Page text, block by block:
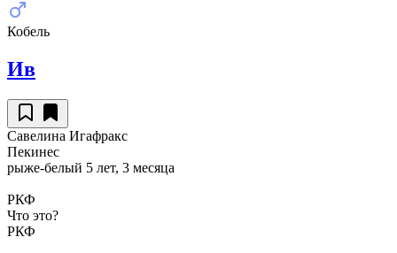
Кобель
Ив
Савелина Игафракс
Пекинес
рыже-белый 5 лет, 3 месяца
РКФ
Что это?
РКФ